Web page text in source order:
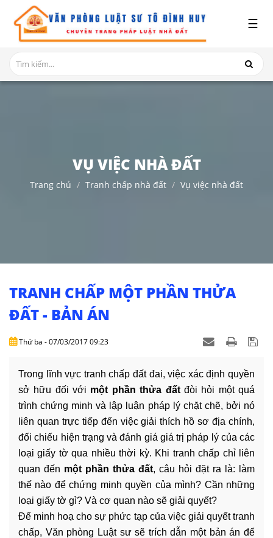
GIỚI
THIỆU
DỊCH
TỤC
ĐẤT
VĂN
-
MẪU
LIÊN
HỆ
☰
VỤ VIỆC NHÀ ĐẤT
Trang chủ Tranh chấp nhà đất Vụ việc nhà đất
TRANH CHẤP MỘT PHẦN THỬA
ĐẤT - BẢN ÁN
Thứ ba - 07/03/2017 09:23
Trong lĩnh vực tranh chấp đất đai, việc xác định quyền
sở hữu đối với một phần thửa đấtđòi hỏi một quá
trình chứng minh và lập luận pháp lý chặt chẽ, bởi nó
liên quan trực tiếp đến việc giải thích hồ sơ địa chính,
đối chiếu hiện trạng và đánh giá giá trị pháp lý của các
loại giấy tờ qua nhiều thời kỳ. Khi tranh chấp chỉ liên
quan đến một phần thửa đất, câu hỏi đặt ra là: làm
thế nào để chứng minh quyền của mình? Cần những
loại giấy tờ gì? Và cơ quan nào sẽ giải quyết?
Để minh hoạ cho sự phức tạp của việc giải quyết tranh
chấp, Văn phòng Luật sư sẽ trích dẫn một bản án để